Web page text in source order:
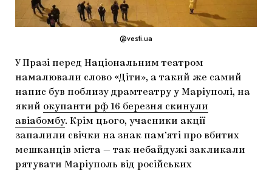
CARPATHIAN CULT ПРО РІЗДВЯНІ СВЯТА
@vesti.ua
У Празі перед Національним театром
намалювали слово «Діти», а такий же самий
напис був поблизу драмтеатру у Маріуполі, на
який окупанти рф 16 березня скинули
авіабомбу. Крім цього, учасники акції
запалили свічки на знак пам’яті про вбитих
мешканців міста — так небайдужі закликали
рятувати Маріуполь від російських